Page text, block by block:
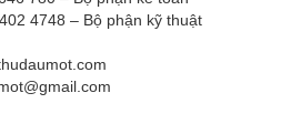
4748 – Bộ phận kỹ thuật